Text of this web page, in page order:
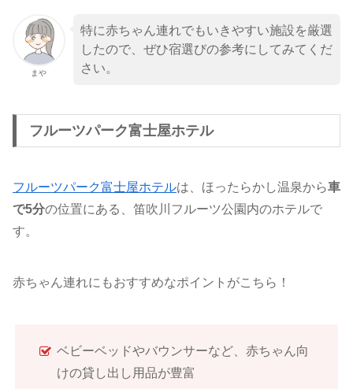
まや
特に赤ちゃん連れでもいきやすい施設を厳選
したので、ぜひ宿選びの参考にしてみてくだ
さい。
フルーツパーク富士屋ホテル
フルーツパーク富士屋ホテルは、ほったらかし温泉から車
で5分の位置にある、笛吹川フルーツ公園内のホテルで
す。
赤ちゃん連れにもおすすめなポイントがこちら！
ベビーベッドやバウンサーなど、赤ちゃん向
けの貸し出し用品が豊富